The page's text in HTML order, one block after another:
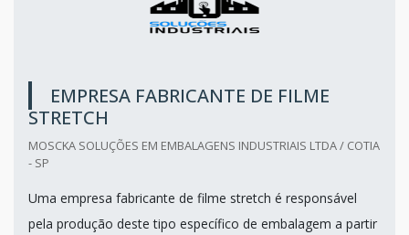
EMPRESA FABRICANTE DE FILME
STRETCH
MOSCKA SOLUÇÕES EM EMBALAGENS INDUSTRIAIS LTDA / COTIA
- SP
Uma empresa fabricante de filme stretch é responsável
pela produção deste tipo específico de embalagem a partir